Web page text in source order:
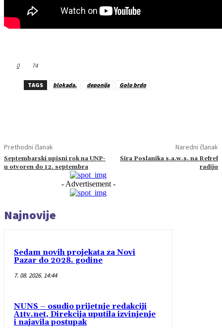
0 74
TAGS blokada. deponija Golo brdo
Prethodni članak
Septembarski upisni rok na UNP-
u otvoren do 12. septembra
Naredni članak
Sira Poslanika s.a.w.s. na Refref
radiju
- Advertisement -
Najnovije
Sedam novih projekata za Novi
Pazar do 2028. godine
7. 08. 2026. 14:44
NUNS – osudio prijetnje redakciji
A1tv.net, Direkcija uputila izvinjenje
i najavila postupak